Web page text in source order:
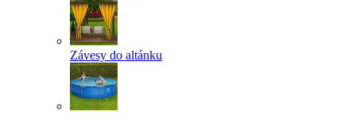
Závesy do altánku